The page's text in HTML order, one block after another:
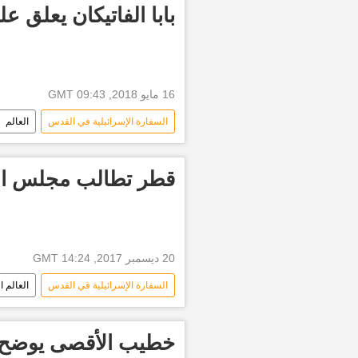
بابا الفاتيكان
16 مايو 2018, 09:43 GMT
السفارة الإسرائيلية في القدس العالم
افتتاح السفارة الأمريكية في القدس
قطر تطالب مجلس
20 ديسمبر 2017, 14:24 GMT
السفارة الإسرائيلية في القدس العالم
فلسطين المحتلة رئيس
مجلس الوزراء القطري
خطيب الأقصى يوضح